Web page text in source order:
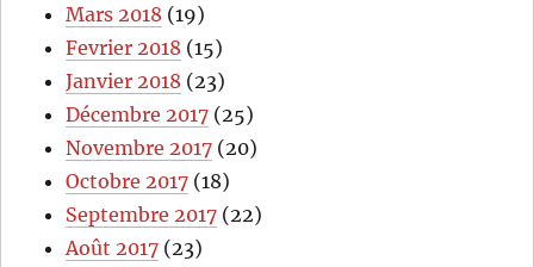
Mars 2018 (19)
Fevrier 2018 (15)
Janvier 2018 (23)
Décembre 2017 (25)
Novembre 2017 (20)
Octobre 2017 (18)
Septembre 2017 (22)
Août 2017 (23)